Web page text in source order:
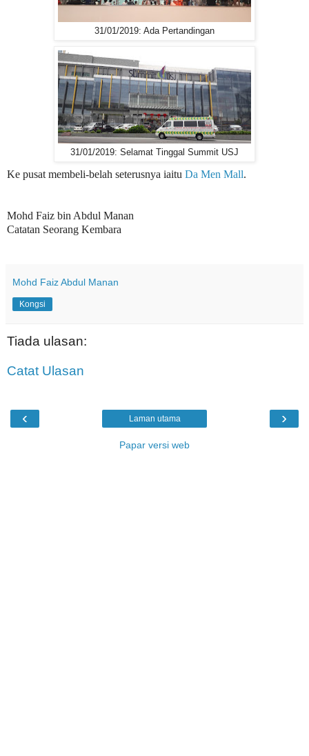
31/01/2019: Ada Pertandingan
31/01/2019: Selamat Tinggal Summit USJ
Ke pusat membeli-belah seterusnya iaitu Da Men Mall.
Mohd Faiz bin Abdul Manan
Catatan Seorang Kembara
Mohd Faiz Abdul Manan
Kongsi
Tiada ulasan:
Catat Ulasan
‹ ›
Laman utama
Papar versi web